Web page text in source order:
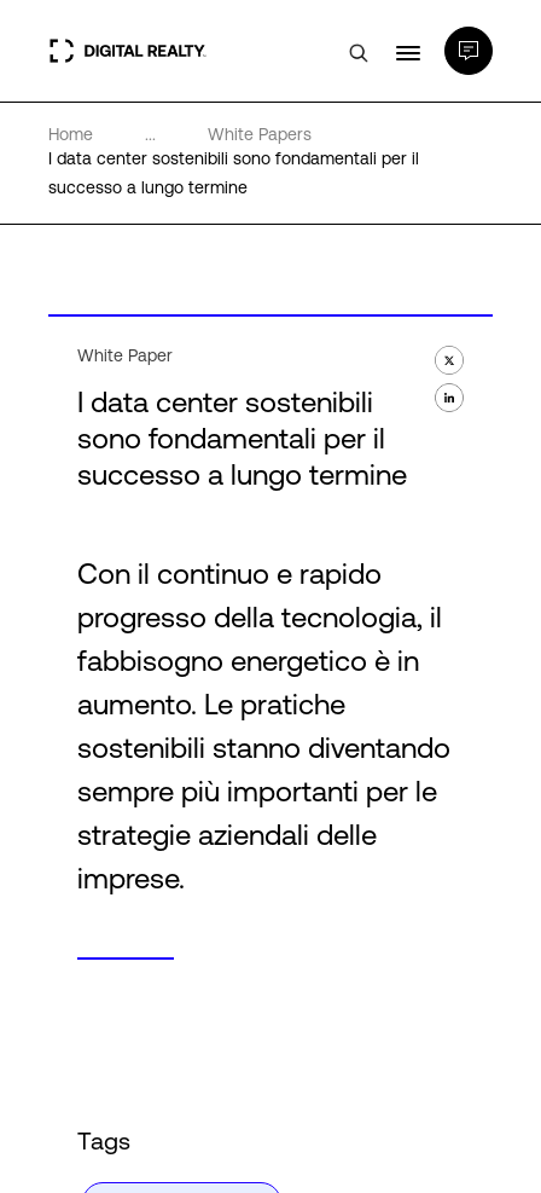
Data center
PlatformDIGITAL®
Accesso
Home ...
White Papers
I data center sostenibili sono fondamentali per il
successo a lungo termine
White Paper
I data center sostenibili
sono fondamentali per il
successo a lungo termine
Con il continuo e rapido
progresso della tecnologia, il
fabbisogno energetico è in
aumento. Le pratiche
sostenibili stanno diventando
sempre più importanti per le
strategie aziendali delle
imprese.
Tags